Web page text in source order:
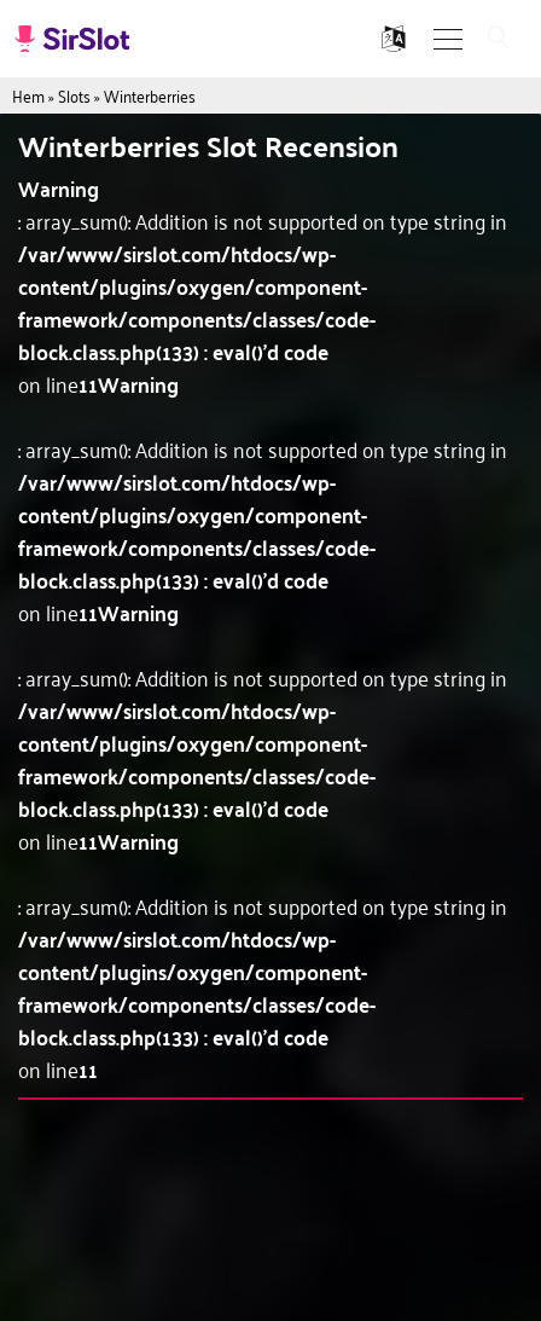
Hem»Slots»Winterberries
Winterberries Slot Recension
Warning
: array_sum(): Addition is not supported on type string in
/var/www/sirslot.com/htdocs/wp-
content/plugins/oxygen/component-
framework/components/classes/code-
block.class.php(133) : eval()'d code
on line11Warning
: array_sum(): Addition is not supported on type string in
/var/www/sirslot.com/htdocs/wp-
content/plugins/oxygen/component-
framework/components/classes/code-
block.class.php(133) : eval()'d code
on line11Warning
: array_sum(): Addition is not supported on type string in
/var/www/sirslot.com/htdocs/wp-
content/plugins/oxygen/component-
framework/components/classes/code-
block.class.php(133) : eval()'d code
on line11Warning
: array_sum(): Addition is not supported on type string in
/var/www/sirslot.com/htdocs/wp-
content/plugins/oxygen/component-
framework/components/classes/code-
block.class.php(133) : eval()'d code
on line11